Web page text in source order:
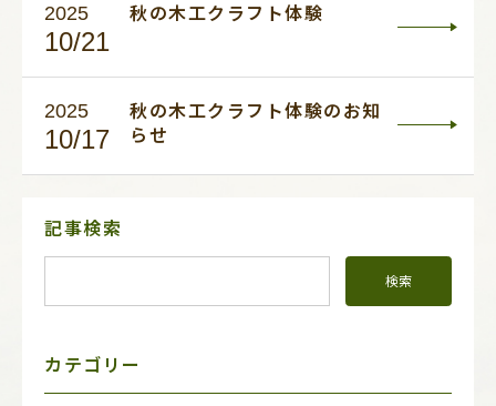
2025
10/21
秋の木工クラフト体験
2025
10/17
秋の木工クラフト体験のお知
らせ
サ
ニ
記事検索
カテゴリー